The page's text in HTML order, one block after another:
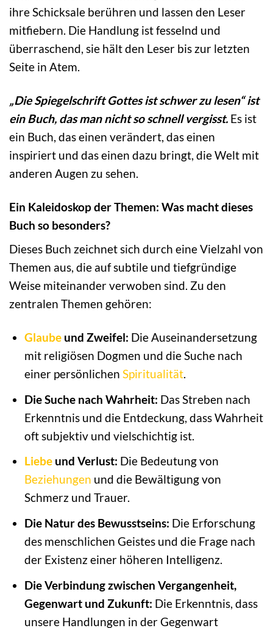
ihre Schicksale berühren und lassen den Leser
mitfiebern. Die Handlung ist fesselnd und
überraschend, sie hält den Leser bis zur letzten
Seite in Atem.
„Die Spiegelschrift Gottes ist schwer zu lesen“ ist
ein Buch, das man nicht so schnell vergisst. Es ist
ein Buch, das einen verändert, das einen
inspiriert und das einen dazu bringt, die Welt mit
anderen Augen zu sehen.
Ein Kaleidoskop der Themen: Was macht dieses
Buch so besonders?
Dieses Buch zeichnet sich durch eine Vielzahl von
Themen aus, die auf subtile und tiefgründige
Weise miteinander verwoben sind. Zu den
zentralen Themen gehören:
Glaubeund Zweifel: Die Auseinandersetzung
mit religiösen Dogmen und die Suche nach
einer persönlichen Spiritualität.
Die Suche nach Wahrheit: Das Streben nach
Erkenntnis und die Entdeckung, dass Wahrheit
oft subjektiv und vielschichtig ist.
Liebeund Verlust: Die Bedeutung von
Beziehungen und die Bewältigung von
Schmerz und Trauer.
Die Natur des Bewusstseins: Die Erforschung
des menschlichen Geistes und die Frage nach
der Existenz einer höheren Intelligenz.
Die Verbindung zwischen Vergangenheit,
Gegenwart und Zukunft: Die Erkenntnis, dass
unsere Handlungen in der Gegenwart